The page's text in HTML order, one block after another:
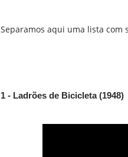
Separamos aqui uma lista com
1 - Ladrões de Bicicleta (1948)